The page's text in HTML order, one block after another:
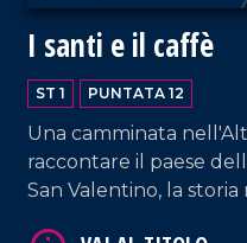
I santi e il caffè
ST 1 PUNTATA 12
Una camminata
raccontare il paese
San Valentino, la
VAI AL TITOLO